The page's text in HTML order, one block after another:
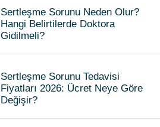
Sertleşme Sorunu Neden Olur?
Hangi Belirtilerde Doktora
Gidilmeli?
Sertleşme Sorunu Tedavisi
Fiyatları 2026: Ücret Neye Göre
Değişir?